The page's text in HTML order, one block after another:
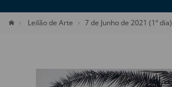
Leilão de Arte 7 de Junho de 2021 (1º dia)